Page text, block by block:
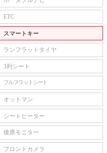
ETC
スマートキー
ランフラットタイヤ
3列シート
フルフラットシート
オットマン
シートヒーター
後席モニター
フロントカメラ